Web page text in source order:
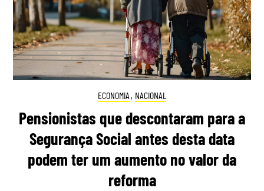
ECONOMIA , NACIONAL
Pensionistas que descontaram para a
Segurança Social antes desta data
podem ter um aumento no valor da
reforma